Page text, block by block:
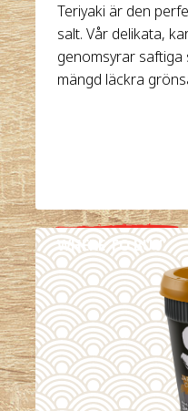
Teriyaki är den
salt. Vår delikata,
genomsyrar saftiga
mängd läckra
WHERE TO BUY